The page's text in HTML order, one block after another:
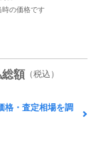
の価格です
総額 （税込）
格・査定相場を調